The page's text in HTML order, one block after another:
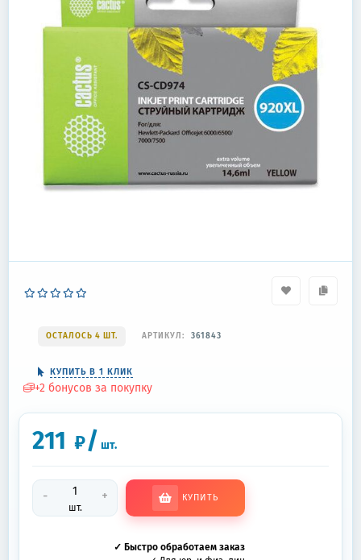
ОСТАЛОСЬ 4 ШТ. АРТИКУЛ: 361843
КУПИТЬ В 1 КЛИК
+2 бонусов за покупку
211 ₽/ шт.
-
шт.
+ КУПИТЬ
✓ Быстро обработаем заказ